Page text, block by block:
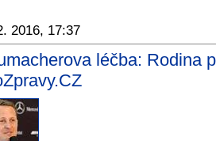
2016, 17:37
léčba: Rodina